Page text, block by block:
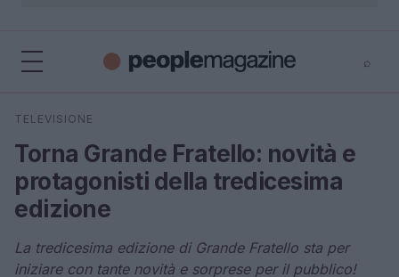
⌕
Cerca
TELEVISIONE
Torna Grande Fratello: novità e
protagonisti della tredicesima
edizione
La tredicesima edizione di Grande Fratello sta per
iniziare con tante novità e sorprese per il pubblico!